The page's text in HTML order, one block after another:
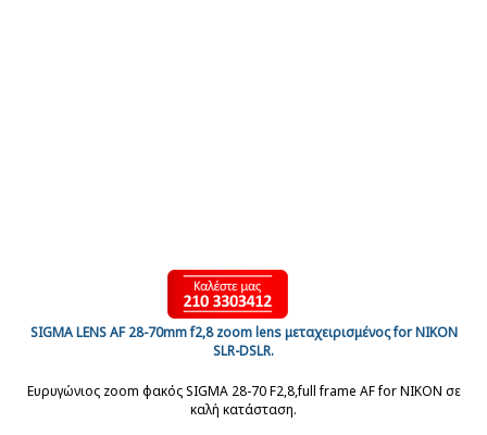
SIGMA LENS AF 28-70mm f2,8 zoom lens μεταχειρισμένος for NIKON
SLR-DSLR.
Ευρυγώνιος zoom φακός SIGMA 28-70 F2,8,full frame AF for NIKON σε
καλή κατάσταση.